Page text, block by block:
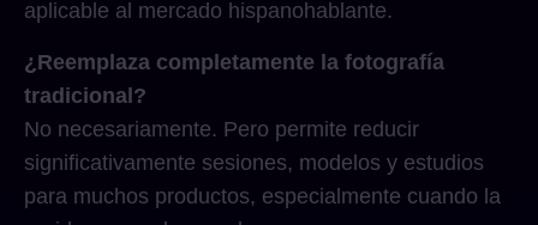
aplicable al mercado hispanohablante.
¿Reemplaza completamente la fotografía
tradicional?
No necesariamente. Pero permite reducir
significativamente sesiones, modelos y estudios
para muchos productos, especialmente cuando la